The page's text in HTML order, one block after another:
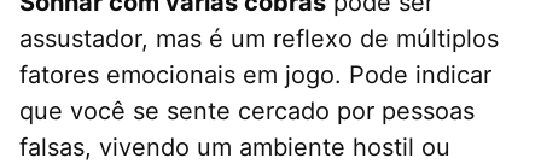
assustador, mas é um reflexo de múltiplos
fatores emocionais em jogo. Pode indicar
que você se sente cercado por pessoas
falsas, vivendo um ambiente hostil ou